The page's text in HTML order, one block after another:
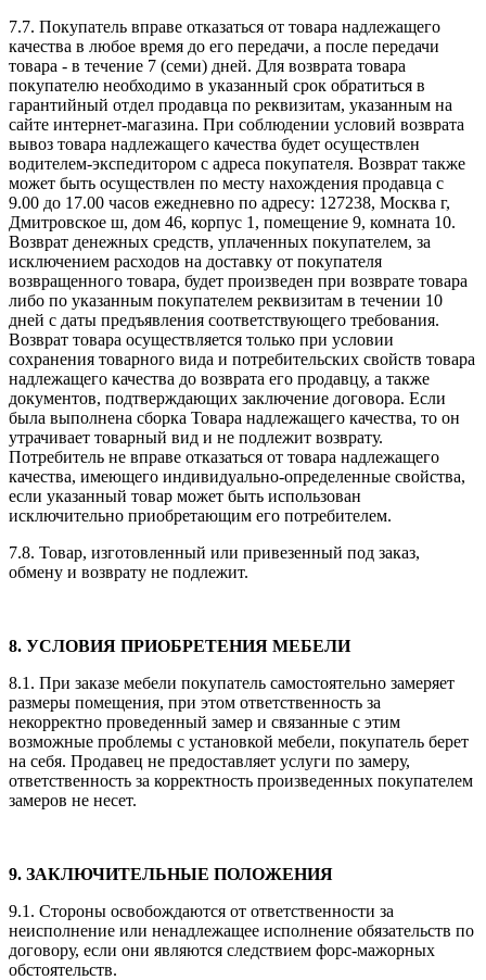
7.7. Покупатель вправе отказаться от товара надлежащего
качества в любое время до его передачи, а после передачи
товара - в течение 7 (семи) дней. Для возврата товара
покупателю необходимо в указанный срок обратиться в
гарантийный отдел продавца по реквизитам, указанным на
сайте интернет-магазина. При соблюдении условий возврата
вывоз товара надлежащего качества будет осуществлен
водителем-экспедитором с адреса покупателя. Возврат также
может быть осуществлен по месту нахождения продавца с
9.00 до 17.00 часов ежедневно по адресу: 127238, Москва г,
Дмитровское ш, дом 46, корпус 1, помещение 9, комната 10.
Возврат денежных средств, уплаченных покупателем, за
исключением расходов на доставку от покупателя
возвращенного товара, будет произведен при возврате товара
либо по указанным покупателем реквизитам в течении 10
дней с даты предъявления соответствующего требования.
Возврат товара осуществляется только при условии
сохранения товарного вида и потребительских свойств товара
надлежащего качества до возврата его продавцу, а также
документов, подтверждающих заключение договора. Если
была выполнена сборка Товара надлежащего качества, то он
утрачивает товарный вид и не подлежит возврату.
Потребитель не вправе отказаться от товара надлежащего
качества, имеющего индивидуально-определенные свойства,
если указанный товар может быть использован
исключительно приобретающим его потребителем.
7.8. Товар, изготовленный или привезенный под заказ,
обмену и возврату не подлежит.
8. УСЛОВИЯ ПРИОБРЕТЕНИЯ МЕБЕЛИ
8.1. При заказе мебели покупатель самостоятельно замеряет
размеры помещения, при этом ответственность за
некорректно проведенный замер и связанные с этим
возможные проблемы с установкой мебели, покупатель берет
на себя. Продавец не предоставляет услуги по замеру,
ответственность за корректность произведенных покупателем
замеров не несет.
9. ЗАКЛЮЧИТЕЛЬНЫЕ ПОЛОЖЕНИЯ
9.1. Стороны освобождаются от ответственности за
неисполнение или ненадлежащее исполнение обязательств по
договору, если они являются следствием форс-мажорных
обстоятельств.